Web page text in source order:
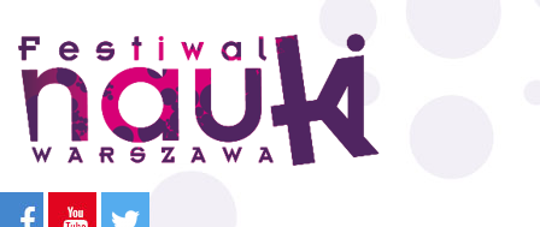
Przejdź
treści